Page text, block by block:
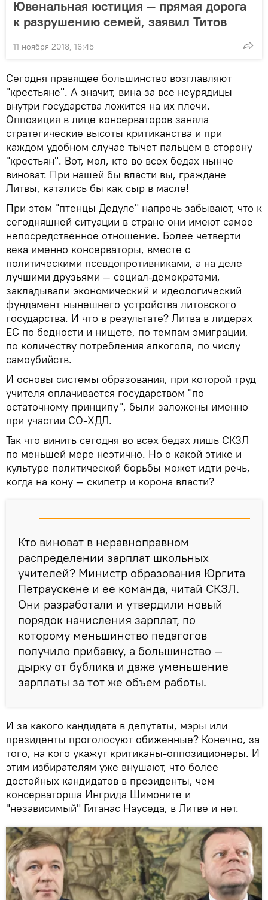
Ювенальная юстиция — прямая дорога
к разрушению семей, заявил Титов
11 ноября 2018, 16:45
Сегодня правящее большинство возглавляют
"крестьяне". А значит, вина за все неурядицы
внутри государства ложится на их плечи.
Оппозиция в лице консерваторов заняла
стратегические высоты критиканства и при
каждом удобном случае тычет пальцем в сторону
"крестьян". Вот, мол, кто во всех бедах нынче
виноват. При нашей бы власти вы, граждане
Литвы, катались бы как сыр в масле!
При этом "птенцы Дедуле" напрочь забывают, что к
сегодняшней ситуации в стране они имеют самое
непосредственное отношение. Более четверти
века именно консерваторы, вместе с
политическими псевдопротивниками, а на деле
лучшими друзьями — социал-демократами,
закладывали экономический и идеологический
фундамент нынешнего устройства литовского
государства. И что в результате? Литва в лидерах
ЕС по бедности и нищете, по темпам эмиграции,
по количеству потребления алкоголя, по числу
самоубийств.
И основы системы образования, при которой труд
учителя оплачивается государством "по
остаточному принципу", были заложены именно
при участии СО-ХДЛ.
Так что винить сегодня во всех бедах лишь СКЗЛ
по меньшей мере неэтично. Но о какой этике и
культуре политической борьбы может идти речь,
когда на кону — скипетр и корона власти?
Кто виноват в неравноправном
распределении зарплат школьных
учителей? Министр образования Юргита
Петраускене и ее команда, читай СКЗЛ.
Они разработали и утвердили новый
порядок начисления зарплат, по
которому меньшинство педагогов
получило прибавку, а большинство —
дырку от бублика и даже уменьшение
зарплаты за тот же объем работы.
И за какого кандидата в депутаты, мэры или
президенты проголосуют обиженные? Конечно, за
того, на кого укажут критиканы-оппозиционеры. И
этим избирателям уже внушают, что более
достойных кандидатов в президенты, чем
консерваторша Ингрида Шимоните и
"независимый" Гитанас Науседа, в Литве и нет.